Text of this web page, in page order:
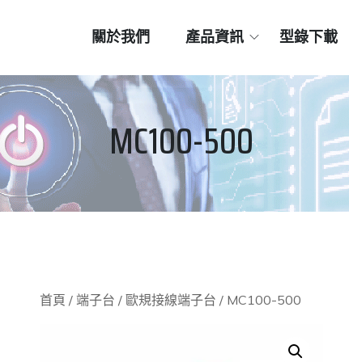
關於我們 產品資訊 型錄下載
MC100-500
首頁 / 端子台 / 歐規接線端子台 / MC100-500